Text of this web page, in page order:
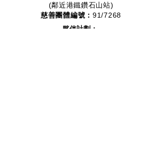
(鄰近港鐵鑽石山站)
慈善團體編號： 91/7268
夥伴計劃：